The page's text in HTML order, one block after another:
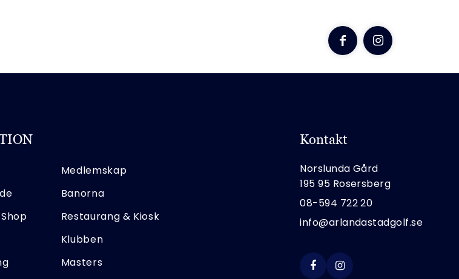
Medlemskap
Banorna
Restaurang & Kiosk
Klubben
Masters
Kontakt
Norslunda Gård
195 95 Rosersberg
08-594 722 20
info@arlandastadgolf.se